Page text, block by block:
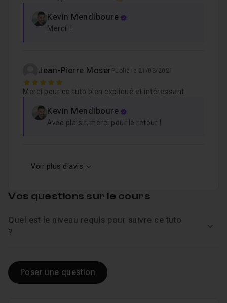
Kevin Mendiboure
Merci !!
Jean-Pierre Moser Publié le 21/08/2021
5
Merci pour ce tuto bien expliqué et intéressant
Kevin Mendiboure
Avec plaisir, merci pour le retour !
Voir plus d'avis
Vos questions sur le cours
Quel est le niveau requis pour suivre ce tuto
?
Poser une question